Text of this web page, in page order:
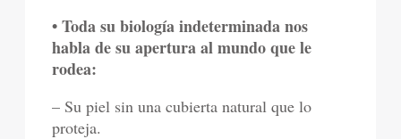
• Toda su biología indeterminada nos
habla de su apertura al mundo que le
rodea:
– Su piel sin una cubierta natural que lo
proteja.